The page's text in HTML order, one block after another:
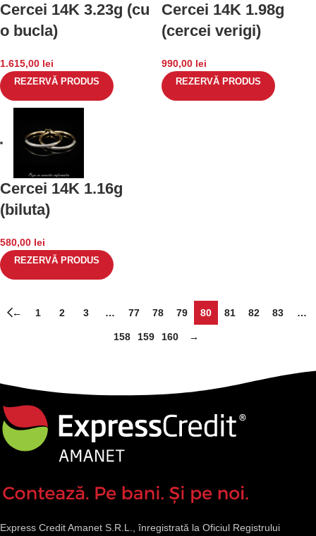
Cercei 14K 3.23g (cu
o bucla)
1.615,00 lei
REZERVĂ PRODUS
Cercei 14K 1.98g
(cercei verigi)
990,00 lei
REZERVĂ PRODUS
Cercei 14K 1.16g
(biluta)
580,00 lei
REZERVĂ PRODUS
← 1 2 3 … 77 78 79 80 81 82 83 …
158 159 160 →
Express Credit Amanet S.R.L., înregistrată la Oficiul Registrului